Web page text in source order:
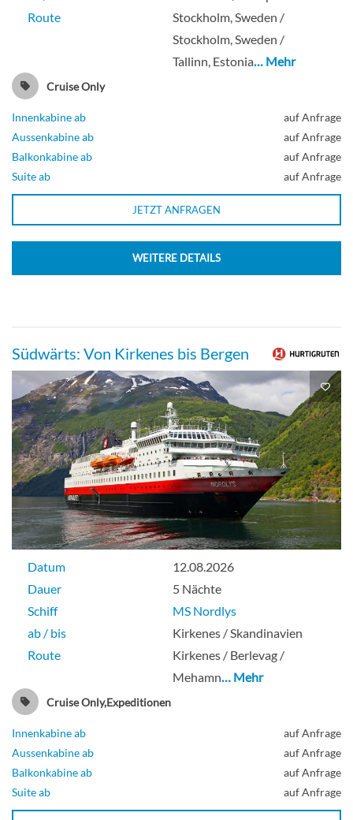
Route
Stockholm, Sweden /
Stockholm, Sweden /
Tallinn, Estonia… Mehr
Cruise Only
Innenkabine ab
auf Anfrage
Aussenkabine ab
auf Anfrage
Balkonkabine ab
auf Anfrage
Suite ab
auf Anfrage
JETZT ANFRAGEN
WEITERE DETAILS
Südwärts: Von Kirkenes bis Bergen
Datum
12.08.2026
Dauer
5 Nächte
Schiff
MS Nordlys
ab / bis
Kirkenes / Skandinavien
Route
Kirkenes / Berlevag /
Mehamn… Mehr
Cruise Only,Expeditionen
Innenkabine ab
auf Anfrage
Aussenkabine ab
auf Anfrage
Balkonkabine ab
auf Anfrage
Suite ab
auf Anfrage